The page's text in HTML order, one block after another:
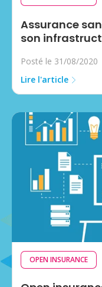
Assurance
son
Posté le 31/08/2020
Lire l'article
OPEN INSURANCE